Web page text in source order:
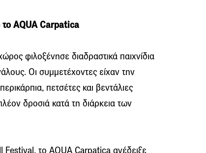
το AQUA Carpatica
φιλοξένησε διαδραστικά παιχνίδια
Οι συμμετέχοντες είχαν την
πετσέτες και βεντάλιες
δροσιά κατά τη διάρκεια των
το AQUA Carpatica ανέδειξε